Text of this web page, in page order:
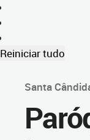
Reiniciar tudo
Santa